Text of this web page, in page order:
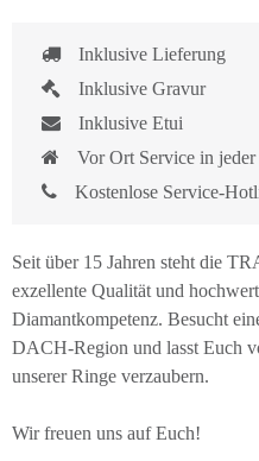
Inklusive Lieferung
Inklusive Gravur
Inklusive Etui
Vor Ort Service in
Kostenlose Service-
Seit über 15 Jahren steht die
exzellente Qualität und
Diamantkompetenz. Besucht
DACH-Region und lasst Euch
unserer Ringe verzaubern.
Wir freuen uns auf Euch!